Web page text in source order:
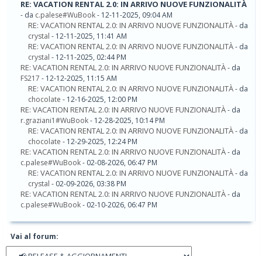
RE: VACATION RENTAL 2.0: IN ARRIVO NUOVE FUNZIONALITÀ
- da c.palese#WuBook- 12-11-2025, 09:04 AM
RE: VACATION RENTAL 2.0: IN ARRIVO NUOVE FUNZIONALITÀ- da
crystal - 12-11-2025, 11:41 AM
RE: VACATION RENTAL 2.0: IN ARRIVO NUOVE FUNZIONALITÀ- da
crystal - 12-11-2025, 02:44 PM
RE: VACATION RENTAL 2.0: IN ARRIVO NUOVE FUNZIONALITÀ- da
FS217 - 12-12-2025, 11:15 AM
RE: VACATION RENTAL 2.0: IN ARRIVO NUOVE FUNZIONALITÀ- da
chocolate - 12-16-2025, 12:00 PM
RE: VACATION RENTAL 2.0: IN ARRIVO NUOVE FUNZIONALITÀ- da
r.graziani1#WuBook- 12-28-2025, 10:14 PM
RE: VACATION RENTAL 2.0: IN ARRIVO NUOVE FUNZIONALITÀ- da
chocolate - 12-29-2025, 12:24 PM
RE: VACATION RENTAL 2.0: IN ARRIVO NUOVE FUNZIONALITÀ- da
c.palese#WuBook- 02-08-2026, 06:47 PM
RE: VACATION RENTAL 2.0: IN ARRIVO NUOVE FUNZIONALITÀ- da
crystal - 02-09-2026, 03:38 PM
RE: VACATION RENTAL 2.0: IN ARRIVO NUOVE FUNZIONALITÀ- da
c.palese#WuBook- 02-10-2026, 06:47 PM
Vai al forum: